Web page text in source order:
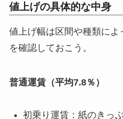
値上げの具体的な中身
値上げ幅は区間や種類に
を確認しておこう。
普通運賃（平均7.8％）
初乗り運賃：紙のきっ